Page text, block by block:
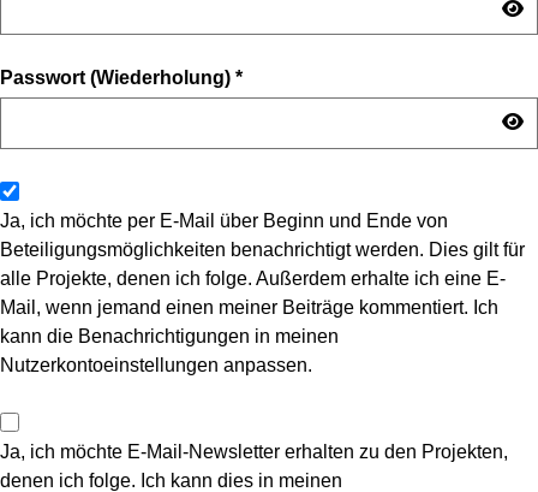
Passwort (Wiederholung) *
Ja, ich möchte per E-Mail über Beginn und Ende von
Beteiligungsmöglichkeiten benachrichtigt werden. Dies gilt für
alle Projekte, denen ich folge. Außerdem erhalte ich eine E-
Mail, wenn jemand einen meiner Beiträge kommentiert. Ich
kann die Benachrichtigungen in meinen
Nutzerkontoeinstellungen anpassen.
Ja, ich möchte E-Mail-Newsletter erhalten zu den Projekten,
denen ich folge. Ich kann dies in meinen